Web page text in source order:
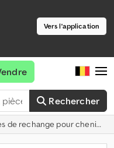
Vers l'application
Rechercher
de rechange pour chenilles